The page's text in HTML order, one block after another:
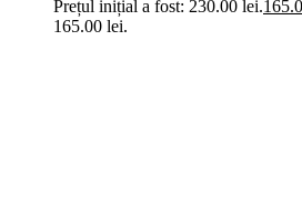
Prețul inițial a fost: 230.00 lei.
165.00 lei.